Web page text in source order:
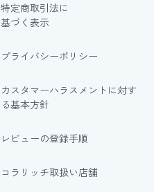
特定商取引法に
基づく表示
プライバシーポリシー
カスタマーハラスメントに対す
る基本方針
レビューの登録手順
コラリッチ取扱い店舗